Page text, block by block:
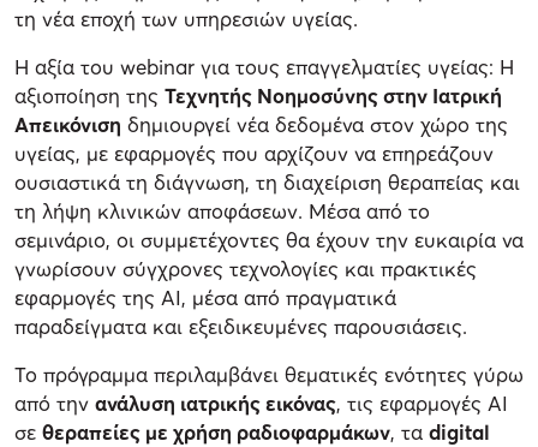
τη νέα εποχή των υπηρεσιών υγείας.
Η αξία του webinar για τους επαγγελματίες υγείας: Η
αξιοποίηση της Τεχνητής Νοημοσύνης στην Ιατρική
Απεικόνιση δημιουργεί νέα δεδομένα στον χώρο της
υγείας, με εφαρμογές που αρχίζουν να επηρεάζουν
ουσιαστικά τη διάγνωση, τη διαχείριση θεραπείας και
τη λήψη κλινικών αποφάσεων. Μέσα από το
σεμινάριο, οι συμμετέχοντες θα έχουν την ευκαιρία να
γνωρίσουν σύγχρονες τεχνολογίες και πρακτικές
εφαρμογές της AI, μέσα από πραγματικά
παραδείγματα και εξειδικευμένες παρουσιάσεις.
Το πρόγραμμα περιλαμβάνει θεματικές ενότητες γύρω
από την ανάλυση ιατρικής εικόνας, τις εφαρμογές AI
σε θεραπείες με χρήση ραδιοφαρμάκων, τα digital